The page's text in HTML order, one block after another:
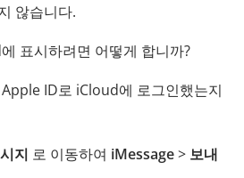
않습니다.
표시하려면 어떻게 합니까?
ID로 iCloud에 로그인했는지
지 로 이동하여 iMessage> 보내